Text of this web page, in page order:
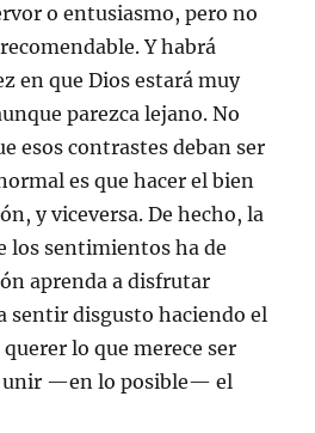
o entusiasmo, pero no
Y habrá
en que Dios estará muy
parezca lejano. No
esos contrastes deban ser
es que hacer el bien
y viceversa. De hecho, la
los sentimientos ha de
aprenda a disfrutar
sentir disgusto haciendo el
lo que merece ser
unir —en lo posible— el